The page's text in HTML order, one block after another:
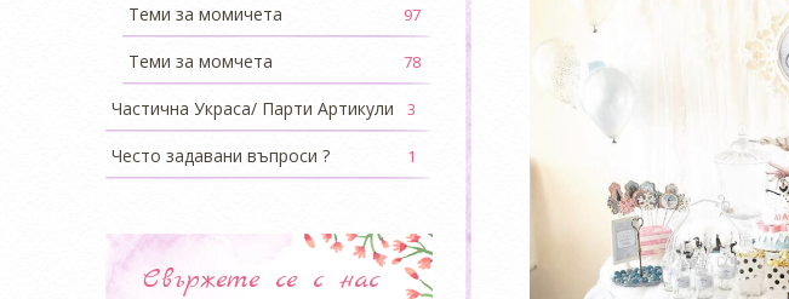
Теми за момичета 97
Теми за момчета 78
Частична Украса/ Парти Артикули 3
Често задавани въпроси ? 1
Свържете се с нас